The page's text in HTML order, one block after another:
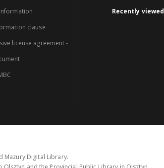
clause
license agreement -
Recently viewed
Mazury Digital Library.